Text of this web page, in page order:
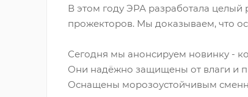
В этом году ЭРА разработала целый
прожекторов. Мы доказываем, что
Сегодня мы анонсируем новинку -
Они надёжно защищены от влаги и
Оснащены морозоустойчивым